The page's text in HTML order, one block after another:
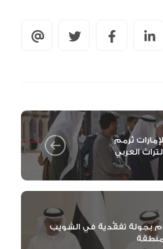
تُرمم
العربي
بجولة تفقُّدية في الشويب